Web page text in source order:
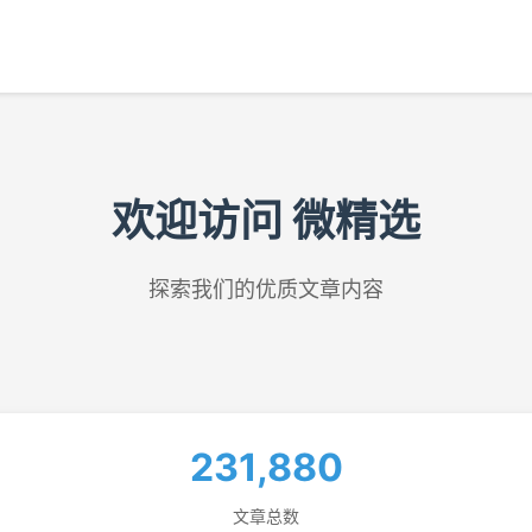
欢迎访问 微精选
探索我们的优质文章内容
231,880
文章总数